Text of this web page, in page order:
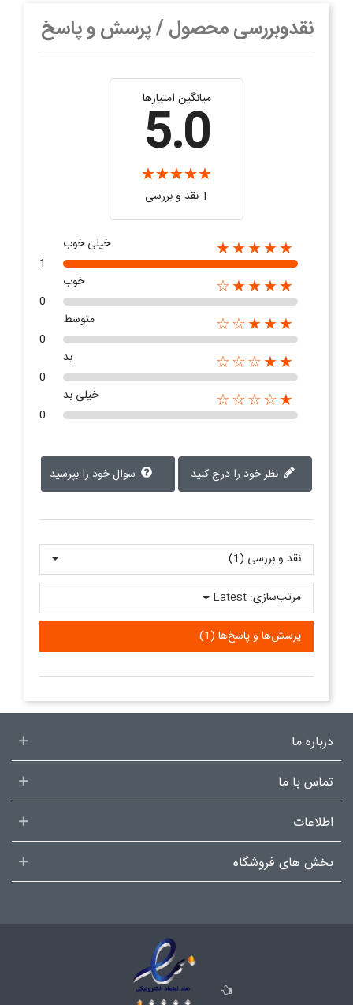
نقدوبررسی محصول / پرسش و پاسخ
میانگین امتیازها
5.0
1 نقد و بررسی
★★★★★
خیلی خوب
1
★★★★☆
خوب
0
★★★☆☆
متوسط
0
★★☆☆☆
بد
0
★☆☆☆☆
خیلی بد
0
سوال خود را بپرسید
نقد و بررسی‌‌ (1)
پرسش‌ها و پاسخ‌ها (1)
مرتب‌سازی: Latest
درباره ما
تماس با ما
اطلاعات
بخش های فروشگاه